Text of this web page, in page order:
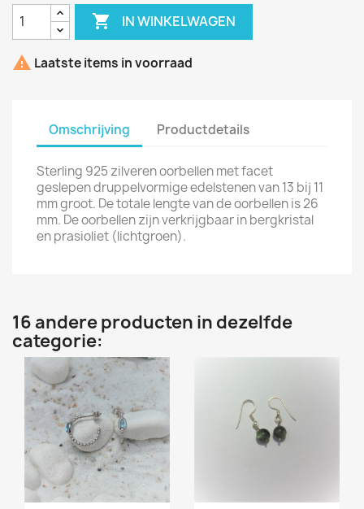
 IN WINKELWAGEN
 Laatste items in voorraad
Omschrijving Productdetails
Sterling 925 zilveren oorbellen met facet
geslepen druppelvormige edelstenen van 13 bij 11
mm groot. De totale lengte van de oorbellen is 26
mm. De oorbellen zijn verkrijgbaar in bergkristal
en prasioliet (lichtgroen).
16 andere producten in dezelfde
categorie: